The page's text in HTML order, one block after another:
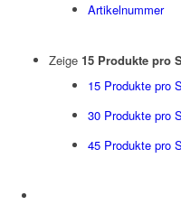
Artikelnummer
Zeige 15 Produkte pro
15 Produkte pro
30 Produkte pro
45 Produkte pro